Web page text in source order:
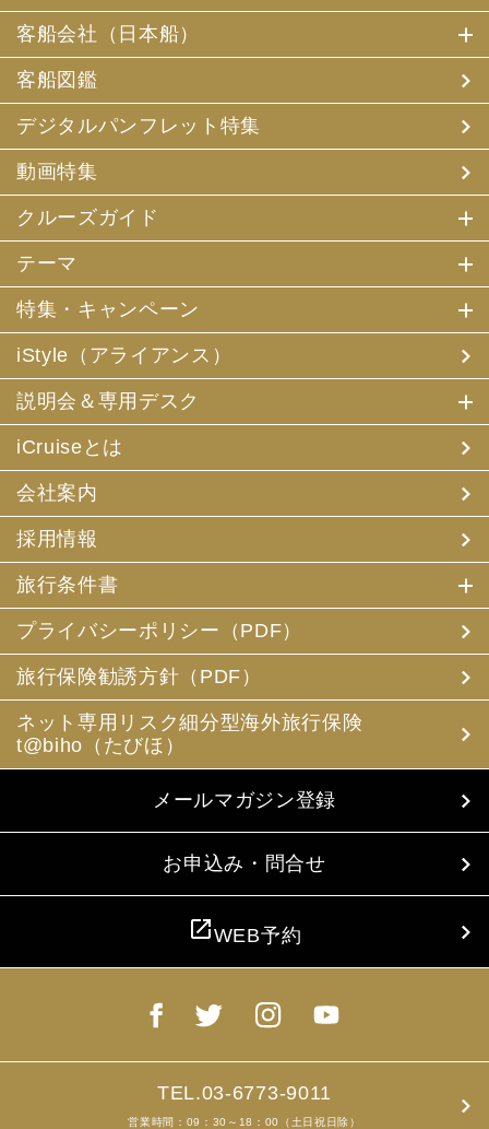
きます。
その他、当社は、
(1) 当社及び当社の提携する企業の商品やサービス、キャ
ンペーンのご案内
(2) 旅行参加後のご意見やご感想の提供のお願い
(3) アンケートのお願い
(4) 特典サービスの提供
(5) 統計資料の作成
にお客様の個人情報を利用させていただくことがありま
す。
個人情報について、本人確認、本人との連絡その他、採
す。
3. お客様個人情報の第三者への提供
(1) 当社は、お申込みいただいた旅行サービスの手配及び
それらのサービスの受領のための手続に必要な範囲内、ま
保険の手続き上必要な範囲内で、それら運送・宿泊機関、
保険会社等に対し、お客様の氏名、性別、年齢、住所、電
話番号またはメールアドレス、パスポート番号、クレジッ
トカード番号を電磁的方法等で送付することにより提供い
(2) 当社は、旅行先でのお客様のお買い物等の便宜のた
め、当社の保有するお客様の個人データを土産物店に提供
することがあります。この場合、お客様の氏名、パスポー
ト番号及び搭乗される航空便名等に係る個人データを、予
め電磁的方法等で送付することによって提供いたします。
お客様の旅行中の連絡先の方の個人情報をお伺いすること
があります。この個人情報は、お客様に疾病等があった場
合で連絡先の方へ連絡の必要があると当社が認めた場合に
使用させていただきます。お客様は、連絡先の方の個人情
報を当社らに提供することについて連絡先の方の同意を得
るものとします。
4. お客様個人情報の収集・利用について
当社は、お客様の個人情報を収集、利用するにあたり、以
下の取扱いをしておりますことを予めご承知おき願いま
(1) 収集目的、利用範囲をパンフレット、お申込書に明示
(2) お客様の同意がない限り、収集目的以外に使用いたし
し、同意を得ます。
(4) お客様が未成年者の場合、親権者の同意を得ます。
た、お申込のあった旅行の手配及び旅程の管理のために、
以下の当社のグループ企業とお客様情報を共有する場合が
ありますが、厳重に管理・保管いたします。
客船会社（日本船）
客船図鑑
デジタルパンフレット特集
動画特集
クルーズガイド
テーマ
特集・キャンペーン
iStyle（アライアンス）
説明会＆専用デスク
iCruiseとは
会社案内
採用情報
旅行条件書
プライバシーポリシー（PDF）
旅行保険勧誘方針（PDF）
ネット専用リスク細分型海外旅行保険
t@biho（たびほ）
メールマガジン登録
お申込み・問合せ
open_in_newWEB予約
TEL.03-6773-9011
営業時間：09：30～18：00（土日祝日除）